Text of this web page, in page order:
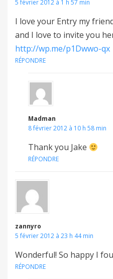
5 février 2012 à 1 h 57 min
I love your Entry my
and I love to invite you
http://wp.me/p1Dwwo-qx
RÉPONDRE
Madman
8 février 2012 à 10 h 58 min
Thank you Jake
RÉPONDRE
zannyro
5 février 2012 à 23 h 44 min
Wonderful! So happy I
RÉPONDRE